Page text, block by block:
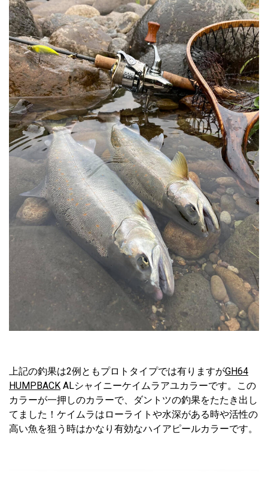
上記の釣果は2例ともプロトタイプでは有りますがGH64
HUMPBACK ALシャイニーケイムラアユカラーです。この
カラーが一押しのカラーで、ダントツの釣果をたたき出し
てました！ケイムラはローライトや水深がある時や活性の
高い魚を狙う時はかなり有効なハイアピールカラーです。